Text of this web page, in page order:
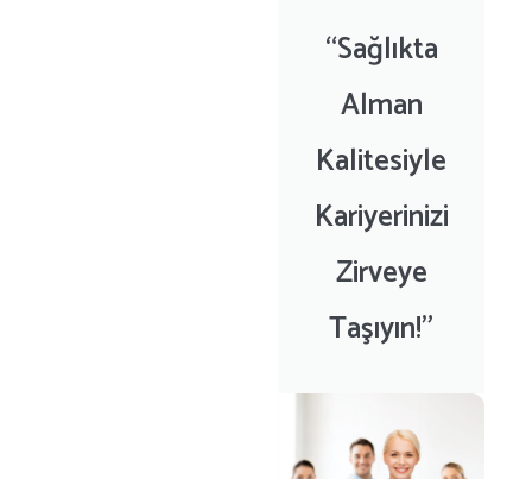
“Sağlıkta
Alman
Kalitesiyle
Kariyerinizi
Zirveye
Taşıyın!”